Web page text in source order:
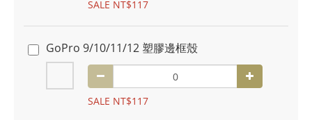
SALE NT$117
GoPro 9/10/11/12 塑膠邊框殼
SALE NT$117